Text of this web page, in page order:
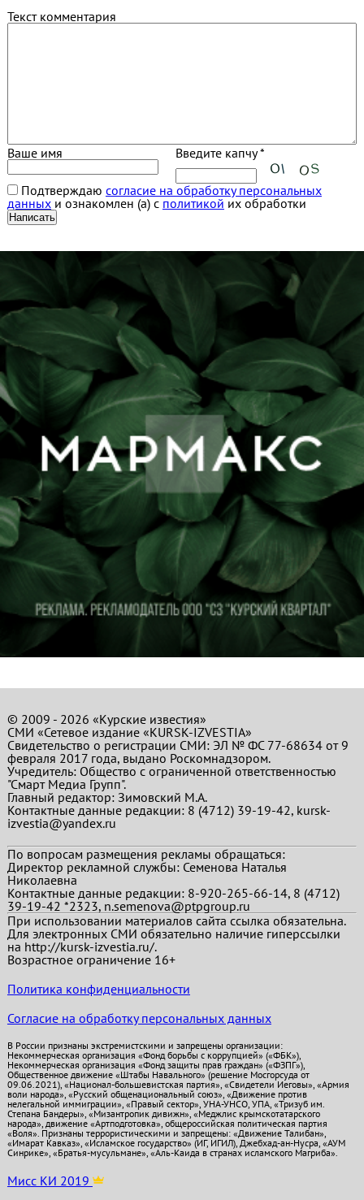
Текст комментария
Ваше имя Введите капчу *
Подтверждаю согласие на обработку персональных
данныхи ознакомлен (а) с политикой их обработки
© 2009 - 2026 «Курские известия»
СМИ «Сетевое издание «KURSK-IZVESTIA»
Свидетельство о регистрации СМИ: ЭЛ № ФС 77-68634 от 9
февраля 2017 года, выдано Роскомнадзором.
Учредитель: Общество с ограниченной ответственностью
"Смарт Медиа Групп".
Главный редактор:Зимовский М.А.
Контактные данные редакции: 8 (4712) 39-19-42, kursk-
izvestia@yandex.ru
По вопросам размещения рекламы обращаться:
Директор рекламной службы: Семенова Наталья
Николаевна
Контактные данные редакции: 8-920-265-66-14, 8 (4712)
39-19-42 *2323, n.semenova@ptpgroup.ru
При использовании материалов сайта ссылка обязательна.
Для электронных СМИ обязательно наличие гиперссылки
на http://kursk-izvestia.ru/.
Возрастное ограничение 16+
Политика конфиденциальности
Согласие на обработку персональных данных
В России признаны экстремистскими и запрещены организации:
Некоммерческая организация «Фонд борьбы с коррупцией» («ФБК»),
Некоммерческая организация «Фонд защиты прав граждан» («ФЗПГ»),
Общественное движение «Штабы Навального» (решение Мосгорсуда от
09.06.2021), «Национал-большевистская партия», «Свидетели Иеговы», «Армия
воли народа», «Русский общенациональный союз», «Движение против
нелегальной иммиграции», «Правый сектор», УНА-УНСО, УПА, «Тризуб им.
Степана Бандеры», «Мизантропик дивижн», «Меджлис крымскотатарского
народа», движение «Артподготовка», общероссийская политическая партия
«Воля». Признаны террористическими и запрещены: «Движение Талибан»,
«Имарат Кавказ», «Исламское государство» (ИГ, ИГИЛ), Джебхад-ан-Нусра, «АУМ
Синрике», «Братья-мусульмане», «Аль-Каида в странах исламского Магриба».
Мисс КИ 2019